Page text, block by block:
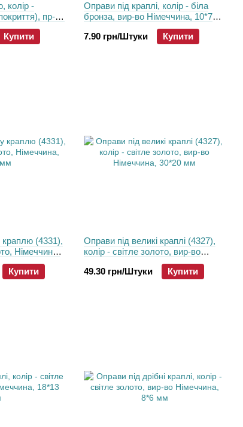
колір -
пр-во
Купити
Оправи під краплі, колір - біла
бронза, вир-во Німеччина, 10*7
7.90 грн/Штуки
Купити
краплю (4331),
Німеччина,
Купити
Оправи пiд великі краплі (4327),
колір - світле золото, вир-во
Німеччина, 30*20 мм
49.30 грн/Штуки
Купити